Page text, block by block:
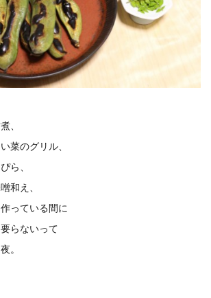
、
菜のグリル、
ら、
和え、
っている間に
らないって
。